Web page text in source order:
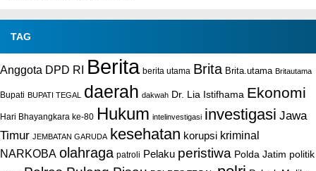
TAG
Anggota DPD RI Berita berita utama Brita Brita.utama Britautama
Bupati BUPATI TEGAL daerah dakwah Dr. Lia Istifhama Ekonomi
Hari Bhayangkara ke-80 Hukum intelinvestigasi investigasi Jawa
Timur JEMBATAN GARUDA kesehatan korupsi kriminal
NARKOBA olahraga patroli Pelaku peristiwa Polda Jatim politik